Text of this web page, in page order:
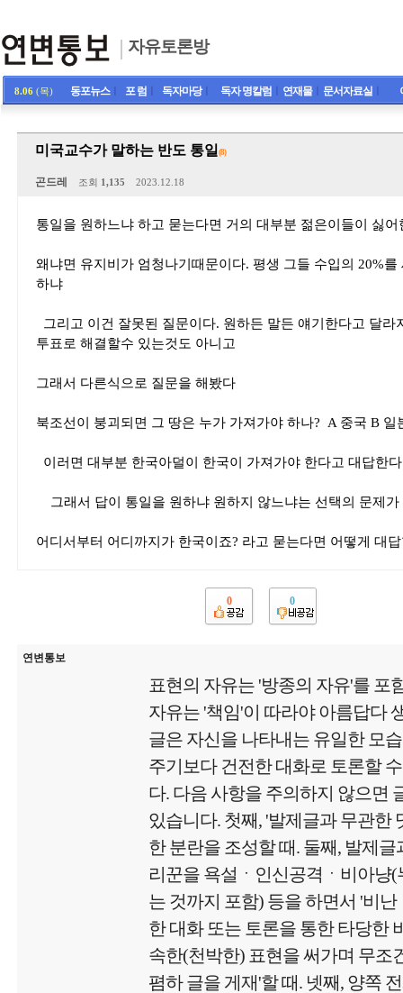
자유토론방
8.06 (목) 동포뉴스ㅣ 포 럼 독자마당ㅣ 독자 명칼럼 연재물ㅣ 문서자료실
미국교수가 말하는 반도 통일 (8)
곤드레 조회 1,135 2023.12.18
통일을 원하느냐 하고 묻는다면 거의 대부분 젊은이들이 싫어
왜냐면 유지비가 엄청나기때문이다. 평생 그들 수입의 20%
하냐
그리고 이건 잘못된 질문이다. 원하든 말든 얘기한다고 달라
투표로 해결할수 있는것도 아니고
그래서 다른식으로 질문을 해봤다
북조선이 붕괴되면 그 땅은 누가 가져가야 하나? A 중국 B 일
이러면 대부분 한국아덜이 한국이 가져가야 한다고 대답한다
그래서 답이 통일을 원하냐 원하지 않느냐는 선택의 문제가
어디서부터 어디까지가 한국이죠? 라고 묻는다면 어떻게 대
0 0
연변통보
표현의 자유는 '방종의 자유'를 포
자유는 '책임'이 따라야 아름답다
글은 자신을 나타내는 유일한 모
주기보다 건전한 대화로 토론할
다. 다음 사항을 주의하지 않으면
있습니다. 첫째, '발제글과 무관한
한 분란을 조성할 때. 둘째, 발제
리꾼을 욕설ㆍ인신공격ㆍ비아냥
는 것까지 포함) 등을 하면서 '비
한 대화 또는 토론을 통한 타당한
속한(천박한) 표현을 써가며 무조
폄하 글을 게재'할 때. 넷째, 양쪽